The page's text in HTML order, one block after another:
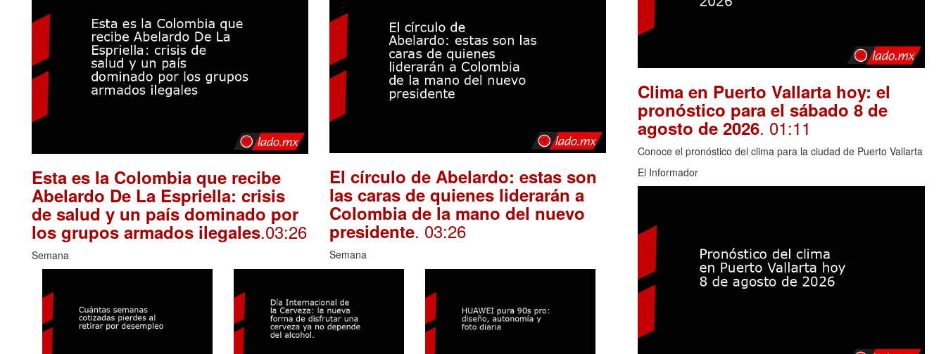
Esta es la Colombia que recibe
Abelardo De La Espriella: crisis
de salud y un país dominado por
los grupos armados ilegales.03:26
Semana
El círculo de Abelardo: estas son
las caras de quienes liderarán a
Colombia de la mano del nuevo
presidente. 03:26
Semana
Clima en Puerto Vallarta hoy: el
pronóstico para el sábado 8 de
agosto de 2026. 01:11
Conoce el pronóstico del clima para la ciudad de Puerto Vallarta
El Informador